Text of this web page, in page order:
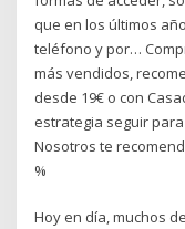
que en los últimos
teléfono y por…
más vendidos,
desde 19€ o con
estrategia seguir
Nosotros te
%
Hoy en día, muchos